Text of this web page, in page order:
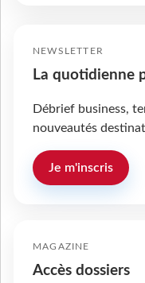
NEWSLETTER
La quotidienne
Débrief business,
nouveautés
Je m'inscris
MAGAZINE
Accès dossiers